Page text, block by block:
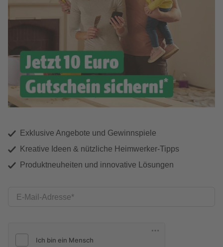
Exklusive Angebote und Gewinnspiele
Kreative Ideen & nützliche Heimwerker-Tipps
Produktneuheiten und innovative Lösungen
E-Mail-Adresse